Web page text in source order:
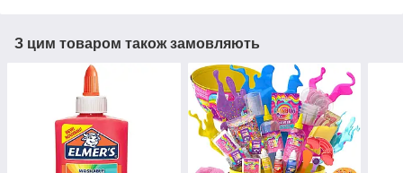
З цим товаром також замовляють